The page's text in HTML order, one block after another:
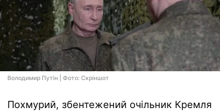
Володимир Путін | Фото: Скріншот
Похмурий, збентежений очільник Кремля